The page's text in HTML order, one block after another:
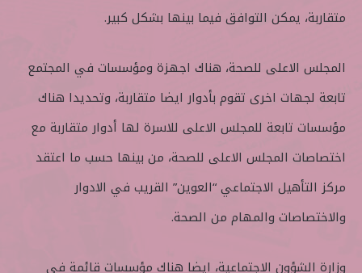
متقاربة، يمكن التوافق فيما بينها بشكل كبير.
المجلس الاعلى للصحة، هناك اجهزة ومؤسسات في المجتمع
تابعة لجهات اخرى تقوم بأدوار ايضا متقاربة، وتحديدا هناك
مؤسسات تابعة للمجلس الاعلى للاسرة لها أدوار متقاربة مع
اختصاصات المجلس الاعلى للصحة، من بينها حسب ما اعتقد
مركز التأهيل الاجتماعي “العوين” القريب في الادوار
والاختصاصات والمهام من الصحة.
وزارة الشؤون الاجتماعية، ايضا هناك مؤسسات قائمة في